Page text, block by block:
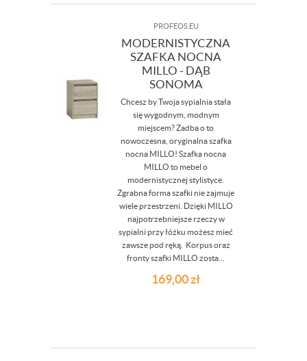
PROFEOS.EU
MODERNISTYCZNA
SZAFKA NOCNA
MILLO - DĄB
SONOMA
Chcesz by Twoja sypialnia stała
się wygodnym, modnym
miejscem? Zadba o to
nowoczesna, oryginalna szafka
nocna MILLO! Szafka nocna
MILLO to mebel o
modernistycznej stylistyce.
Zgrabna forma szafki nie zajmuje
wiele przestrzeni. Dzięki MILLO
najpotrzebniejsze rzeczy w
sypialni przy łóżku możesz mieć
zawsze pod ręką. Korpus oraz
fronty szafki MILLO zosta...
169,00zł